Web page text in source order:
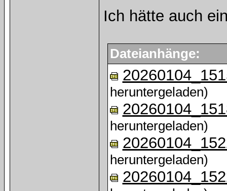
Ich hätte auch
Dateianhänge:
heruntergeladen)
heruntergeladen)
heruntergeladen)